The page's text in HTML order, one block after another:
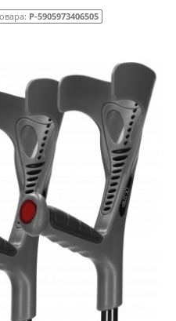
P-5905973406505